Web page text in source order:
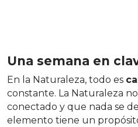
Una semana en
En la Naturaleza, todo es
constante. La Naturaleza
conectado y que nada se
elemento tiene un